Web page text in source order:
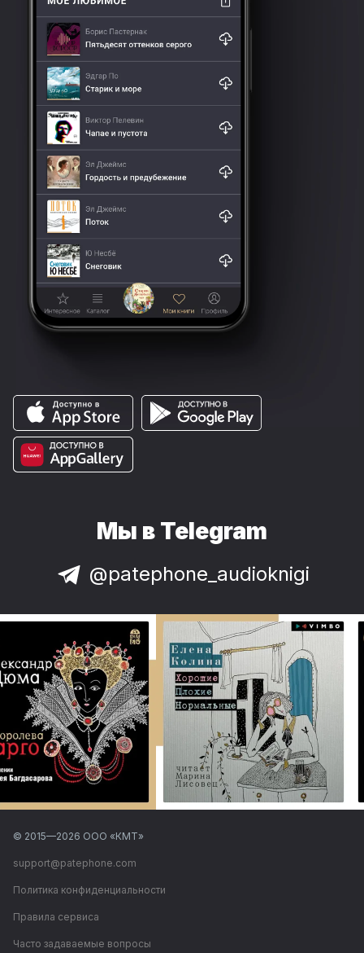
Мы в Telegram
@patephone_audioknigi
© 2015—2026 ООО «КМТ»
support@patephone.com
Политика конфиденциальности
Правила сервиса
Часто задаваемые вопросы